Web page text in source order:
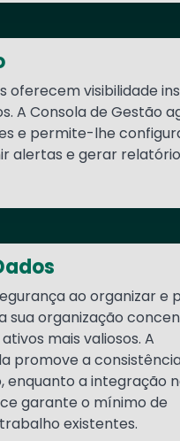
oferecem visibilidade
A Consola de Gestão
e permite-lhe
alertas e gerar
ao organizar e
sua organização
mais valiosos. A
promove a
enquanto a integração
garante o mínimo de
existentes.